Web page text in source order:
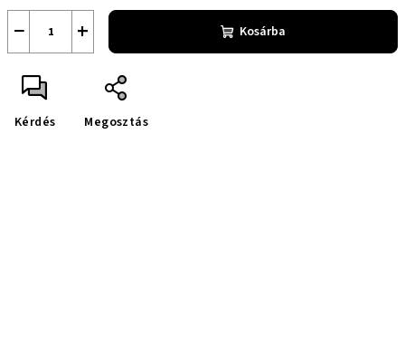
+
− Kosárba
Kérdés Megosztás